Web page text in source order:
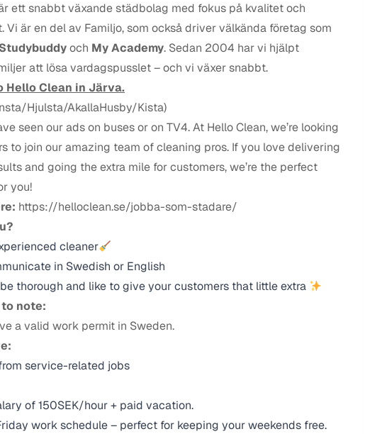
ett snabbt växande städbolag med fokus på kvalitet och
Vi är en del av Familjo, som också driver välkända företag som
Studybuddyoch My Academy. Sedan 2004 har vi hjälpt
att lösa vardagspusslet – och vi växer snabbt.
Hello Clean in Järva.
Hjulsta/AkallaHusby/Kista)
seen our ads on buses or on TV4. At Hello Clean, we’re looking
to join our amazing team of cleaning pros. If you love delivering
and going the extra mile for customers, we’re the perfect
you!
https://helloclean.se/jobba-som-stadare/
cleaner
in Swedish or English
thorough and like to give your customers that little extra
note:
a valid work permit in Sweden.
service-related jobs
of 150SEK/hour + paid vacation.
work schedule – perfect for keeping your weekends free.